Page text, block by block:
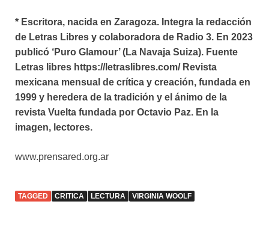
* Escritora, nacida en Zaragoza. Integra la redacción
de Letras Libres y colaboradora de Radio 3. En 2023
publicó ‘Puro Glamour’ (La Navaja Suiza). Fuente
Letras libres https://letraslibres.com/ Revista
mexicana mensual de crítica y creación, fundada en
1999 y heredera de la tradición y el ánimo de la
revista Vuelta fundada por Octavio Paz. En la
imagen, lectores.
www.prensared.org.ar
TAGGED CRITICA LECTURA VIRGINIA WOOLF